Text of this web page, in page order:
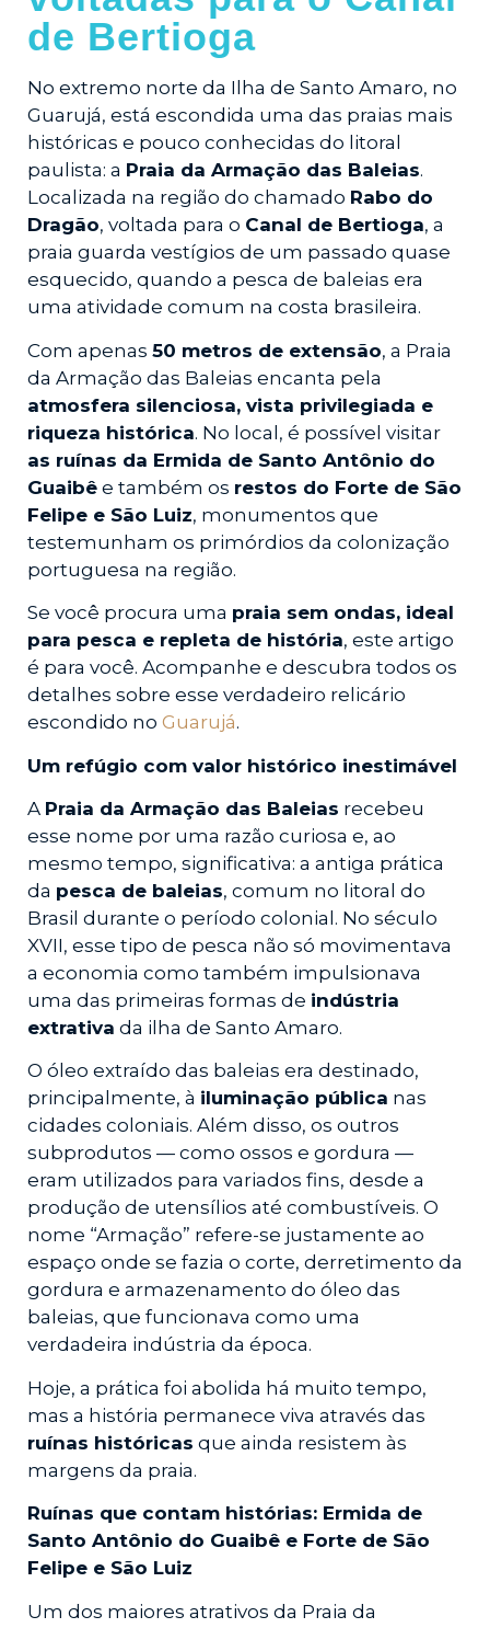
de Bertioga
No extremo norte da Ilha de Santo Amaro, no
Guarujá, está escondida uma das praias mais
históricas e pouco conhecidas do litoral
paulista: a Praia da Armação das Baleias.
Localizada na região do chamado Rabo do
Dragão, voltada para o Canal de Bertioga, a
praia guarda vestígios de um passado quase
esquecido, quando a pesca de baleias era
uma atividade comum na costa brasileira.
Com apenas 50 metros de extensão, a Praia
da Armação das Baleias encanta pela
atmosfera silenciosa, vista privilegiada e
riqueza histórica. No local, é possível visitar
as ruínas da Ermida de Santo Antônio do
Guaibê e também os restos do Forte de São
Felipe e São Luiz, monumentos que
testemunham os primórdios da colonização
portuguesa na região.
Se você procura uma praia sem ondas, ideal
para pesca e repleta de história, este artigo
é para você. Acompanhe e descubra todos os
detalhes sobre esse verdadeiro relicário
escondido no Guarujá.
Um refúgio com valor histórico inestimável
A Praia da Armação das Baleias recebeu
esse nome por uma razão curiosa e, ao
mesmo tempo, significativa: a antiga prática
da pesca de baleias, comum no litoral do
Brasil durante o período colonial. No século
XVII, esse tipo de pesca não só movimentava
a economia como também impulsionava
uma das primeiras formas de indústria
extrativa da ilha de Santo Amaro.
O óleo extraído das baleias era destinado,
principalmente, à iluminação pública nas
cidades coloniais. Além disso, os outros
subprodutos — como ossos e gordura —
eram utilizados para variados fins, desde a
produção de utensílios até combustíveis. O
nome “Armação” refere-se justamente ao
espaço onde se fazia o corte, derretimento da
gordura e armazenamento do óleo das
baleias, que funcionava como uma
verdadeira indústria da época.
Hoje, a prática foi abolida há muito tempo,
mas a história permanece viva através das
ruínas históricas que ainda resistem às
margens da praia.
Ruínas que contam histórias: Ermida de
Santo Antônio do Guaibê e Forte de São
Felipe e São Luiz
Um dos maiores atrativos da Praia da